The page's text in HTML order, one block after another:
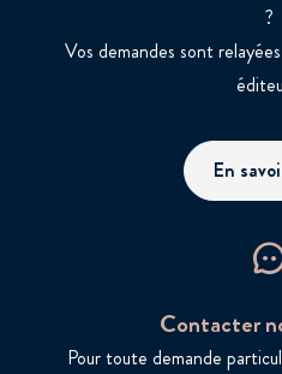
?
Vos demandes sont
En
Contacter
Pour toute demande